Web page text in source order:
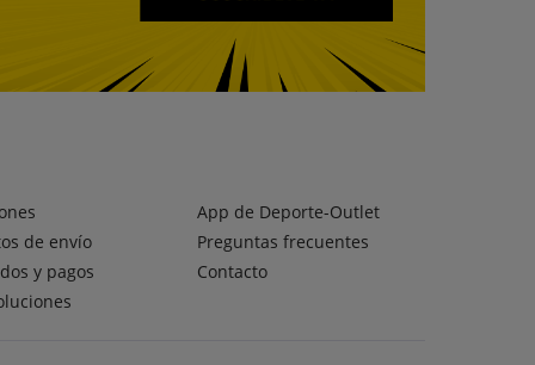
de envío
y pagos
App de Deporte-Outlet
Preguntas frecuentes
Contacto